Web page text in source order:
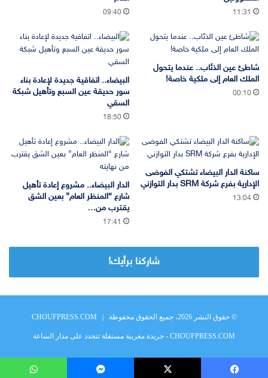
11:31
09:40
شاطئ عين الذئاب.. عندما يتحول
الملك العام إلى ملكية خاصة!
00:10
البيضاء.. اتفاقية جديدة لإعادة بناء
سور حديقة عين السبع وتأهيل شبكة
السقي
18:50
ساكنة الدار البيضاء تشتكي الفوضى
الإدارية بفرع شركة SRM بدار التوازني
13:04
الدار البيضاء.. مشروع إعادة تأهيل
شارع “المنظر العام” بعين الشق
يقترب من…
17:41
شاركنا برأيك!
© حقوق النشر 2026، جميع الحقوق محفوظة | CHOUFPRESS.COM
CHOUFPRESS.COM - جريدة مغربية مستقلة تتجدد على مدار الساعة